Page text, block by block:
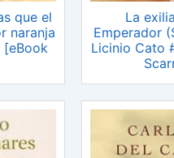
que el
naranja
[eBook
La
Emperador
Licinio Cato